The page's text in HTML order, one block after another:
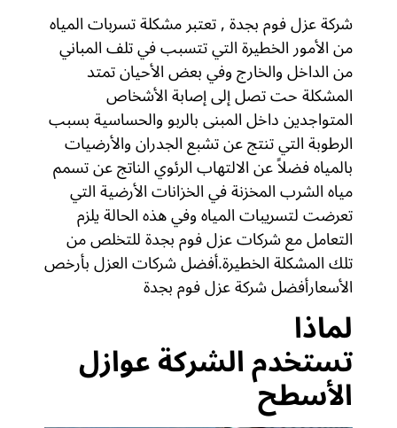
شركة عزل فوم بجدة , تعتبر مشكلة تسربات المياه
من الأمور الخطيرة التي تتسبب في تلف المباني
من الداخل والخارج وفي بعض الأحيان تمتد
المشكلة حت تصل إلى إصابة الأشخاص
المتواجدين داخل المبنى بالربو والحساسية بسبب
الرطوبة التي تنتج عن تشبع الجدران والأرضيات
بالمياه فضلاً عن الالتهاب الرئوي الناتج عن تسمم
مياه الشرب المخزنة في الخزانات الأرضية التي
تعرضت لتسريبات المياه وفي هذه الحالة يلزم
التعامل مع شركات عزل فوم بجدة للتخلص من
تلك المشكلة الخطيرة.أفضل شركات العزل بأرخص
الأسعارأفضل شركة عزل فوم بجدة
لماذا
تستخدمالشركةعوازل
الأسطح